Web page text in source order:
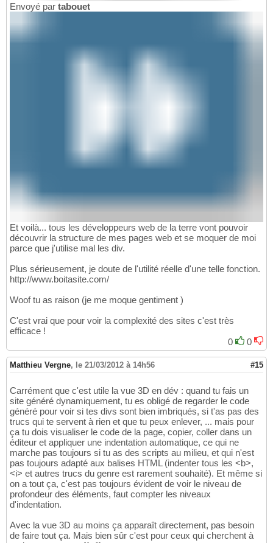
Envoyé par tabouet
Et voilà... tous les développeurs web de la terre vont pouvoir
découvrir la structure de mes pages web et se moquer de moi
parce que j'utilise mal les div.
Plus sérieusement, je doute de l'utilité réelle d'une telle fonction.
http://www.boitasite.com/
Woof tu as raison (je me moque gentiment )
C'est vrai que pour voir la complexité des sites c'est très
efficace !
0
0
Matthieu Vergne, le 21/03/2012 à 14h56 #15
Carrément que c'est utile la vue 3D en dév : quand tu fais un
site généré dynamiquement, tu es obligé de regarder le code
généré pour voir si tes divs sont bien imbriqués, si t'as pas des
trucs qui te servent à rien et que tu peux enlever, ... mais pour
ça tu dois visualiser le code de la page, copier, coller dans un
éditeur et appliquer une indentation automatique, ce qui ne
marche pas toujours si tu as des scripts au milieu, et qui n'est
pas toujours adapté aux balises HTML (indenter tous les <b>,
<i> et autres trucs du genre est rarement souhaité). Et même si
on a tout ça, c'est pas toujours évident de voir le niveau de
profondeur des éléments, faut compter les niveaux
d'indentation.
Avec la vue 3D au moins ça apparaît directement, pas besoin
de faire tout ça. Mais bien sûr c'est pour ceux qui cherchent à